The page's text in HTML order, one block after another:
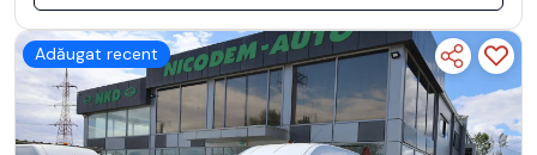
Adăugat recent